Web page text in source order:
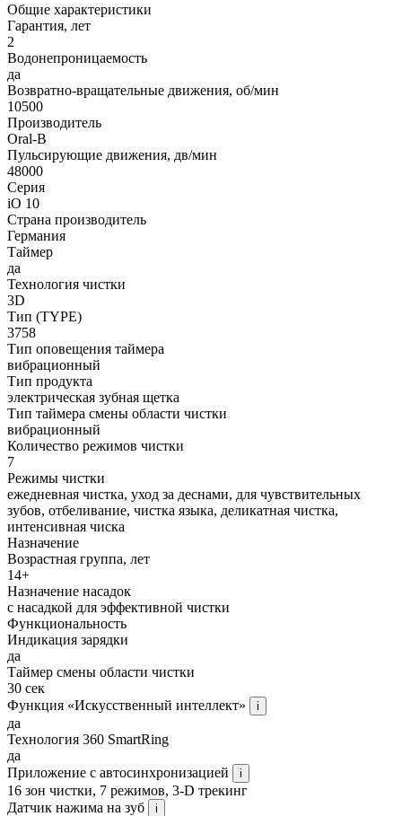
Общие характеристики
Гарантия, лет
2
Водонепроницаемость
да
Возвратно-вращательные движения, об/мин
10500
Производитель
Oral-B
Пульсирующие движения, дв/мин
48000
Серия
iO 10
Страна производитель
Германия
Таймер
да
Технология чистки
3D
Тип (TYPE)
3758
Тип оповещения таймера
вибрационный
Тип продукта
электрическая зубная щетка
Тип таймера смены области чистки
вибрационный
Количество режимов чистки
7
Режимы чистки
ежедневная чистка, уход за деснами, для чувствительных
зубов, отбеливание, чистка языка, деликатная чистка,
интенсивная чиска
Назначение
Возрастная группа, лет
14+
Назначение насадок
с насадкой для эффективной чистки
Функциональность
Индикация зарядки
да
Таймер смены области чистки
30 сек
Функция «Искусственный интеллект»
i
да
Технология 360 SmartRing
да
Приложение с автосинхронизацией
i
16 зон чистки, 7 режимов, 3-D трекинг
Датчик нажима на зуб
i